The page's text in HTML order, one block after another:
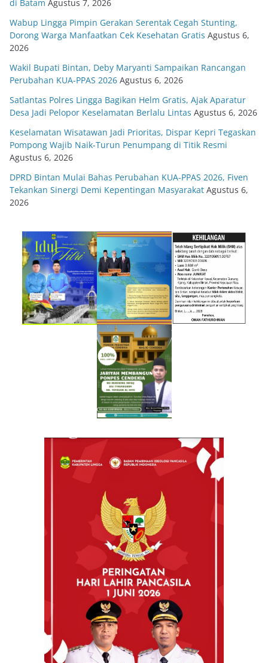
di Batam Agustus 7, 2026
Wabup Lingga Pimpin Gerakan Serentak Cegah Stunting,
Dorong Warga Manfaatkan Cek Kesehatan Gratis Agustus 6,
2026
Wakil Bupati Bintan, Deby Maryanti Sampaikan Rancangan
Perubahan KUA-PPAS 2026 Agustus 6, 2026
Satlantas Polres Lingga Bagikan Helm Gratis, Ajak Aparatur
Desa Jadi Pelopor Keselamatan Berlalu Lintas Agustus 6, 2026
Keselamatan Wisatawan Jadi Prioritas, Dispar Kepri Tegaskan
Pompong Wajib Naik-Turun Penumpang di Titik Resmi
Agustus 6, 2026
DPRD Bintan Mulai Bahas Perubahan KUA-PPAS 2026, Fiven
Tekankan Sinergi Demi Kepentingan Masyarakat Agustus 6,
2026